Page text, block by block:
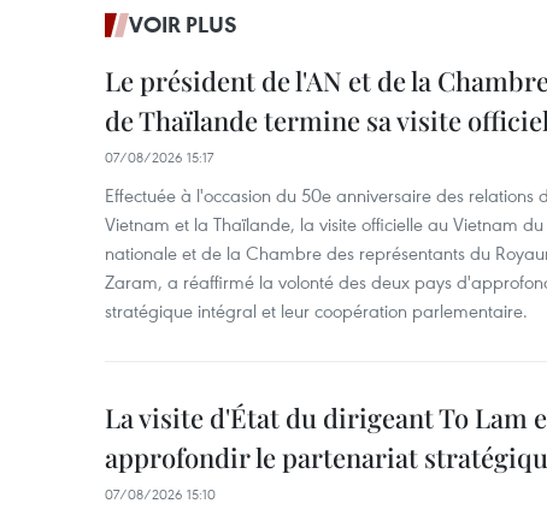
VOIR PLUS
Le président de l'AN et de la
de Thaïlande termine sa visite
07/08/2026 15:17
Effectuée à l'occasion du 50e anniversaire des relations
Vietnam et la Thaïlande, la visite officielle au Vietnam
nationale et de la Chambre des représentants du
Zaram, a réaffirmé la volonté des deux pays
stratégique intégral et leur coopération parlementaire.
La visite d'État du dirigeant To Lam
approfondir le partenariat
07/08/2026 15:10